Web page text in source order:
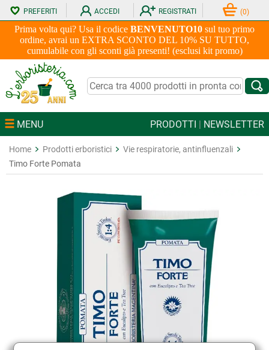
Prima volta qui? Usa il codice BENVENUTO10 sul tuo primo
ordine, avrai un EXTRA SCONTO DEL 10% SU TUTTO,
cumulabile con gli sconti già presenti! (esclusi kit promo)
PREFERITI ACCEDI REGISTRATI (0)
MENU PRODOTTI | NEWSLETTER
Home Prodotti erboristici
Vie respiratorie, antinfluenzali
Timo Forte Pomata